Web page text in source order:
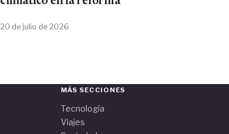
20 de julio de 2026
MÁS SECCIONES
Tecnología
Viajes